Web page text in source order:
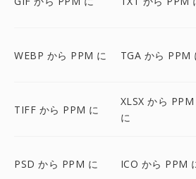
WEBP から PPM に TGA から PPM
TIFF から PPM に
XLSX から PPM
に
PSD から PPM に ICO から PPM